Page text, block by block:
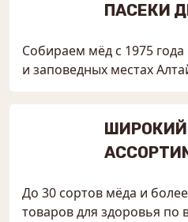
ПАСЕКИ
Собираем мёд с 1975 года
и заповедных местах
ШИРОКИЙ
До 30 сортов мёда и
товаров для здоровья